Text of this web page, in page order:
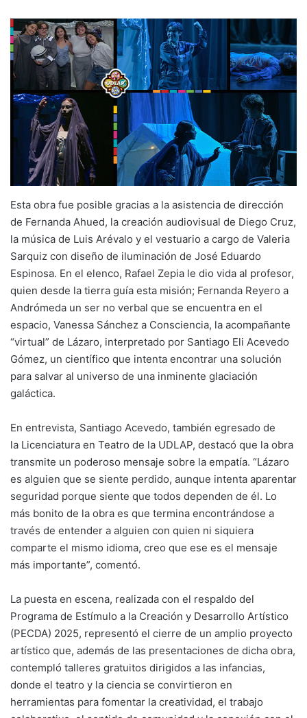
Esta obra fue posible gracias a la asistencia de dirección
de Fernanda Ahued, la creación audiovisual de Diego Cruz,
la música de Luis Arévalo y el vestuario a cargo de Valeria
Sarquiz con diseño de iluminación de José Eduardo
Espinosa. En el elenco, Rafael Zepia le dio vida al profesor,
quien desde la tierra guía esta misión; Fernanda Reyero a
Andrómeda un ser no verbal que se encuentra en el
espacio, Vanessa Sánchez a Consciencia, la acompañante
“virtual” de Lázaro, interpretado por Santiago Eli Acevedo
Gómez, un científico que intenta encontrar una solución
para salvar al universo de una inminente glaciación
galáctica.
En entrevista, Santiago Acevedo, también egresado de
la Licenciatura en Teatro de la UDLAP, destacó que la obra
transmite un poderoso mensaje sobre la empatía. “Lázaro
es alguien que se siente perdido, aunque intenta aparentar
seguridad porque siente que todos dependen de él. Lo
más bonito de la obra es que termina encontrándose a
través de entender a alguien con quien ni siquiera
comparte el mismo idioma, creo que ese es el mensaje
más importante”, comentó.
La puesta en escena, realizada con el respaldo del
Programa de Estímulo a la Creación y Desarrollo Artístico
(PECDA) 2025, representó el cierre de un amplio proyecto
artístico que, además de las presentaciones de dicha obra,
contempló talleres gratuitos dirigidos a las infancias,
donde el teatro y la ciencia se convirtieron en
herramientas para fomentar la creatividad, el trabajo